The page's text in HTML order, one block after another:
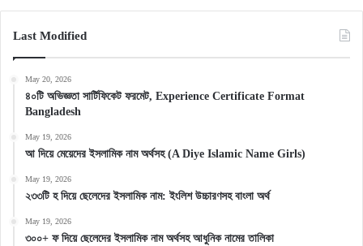
Last Modified
May 20, 2026
৪০টি অভিজ্ঞতা সার্টিফিকেট ফরমেট, Experience Certificate Format
Bangladesh
May 19, 2026
আ দিয়ে মেয়েদের ইসলামিক নাম অর্থসহ (A Diye Islamic Name Girls)
May 19, 2026
২৩৩টি হ দিয়ে ছেলেদের ইসলামিক নাম: ইংলিশ উচ্চারণসহ বাংলা অর্থ
May 19, 2026
৩০০+ ফ দিয়ে ছেলেদের ইসলামিক নাম অর্থসহ আধুনিক নামের তালিকা